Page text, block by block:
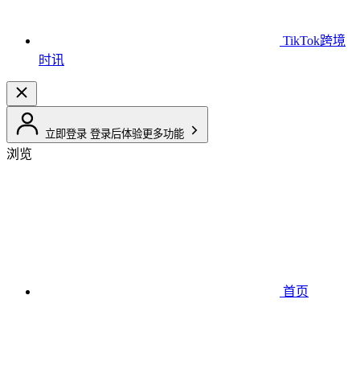
TikTok跨境
时讯
立即登录 登录后体验更多功能
浏览
首页